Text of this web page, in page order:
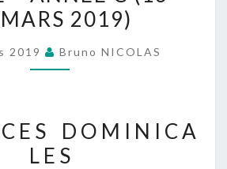
L’UPR
:
DEUXIÈME
DIMANCHE
ANNÉE
2019)
2019 Bruno NICOLAS
E S D O M I N I C A
L E S